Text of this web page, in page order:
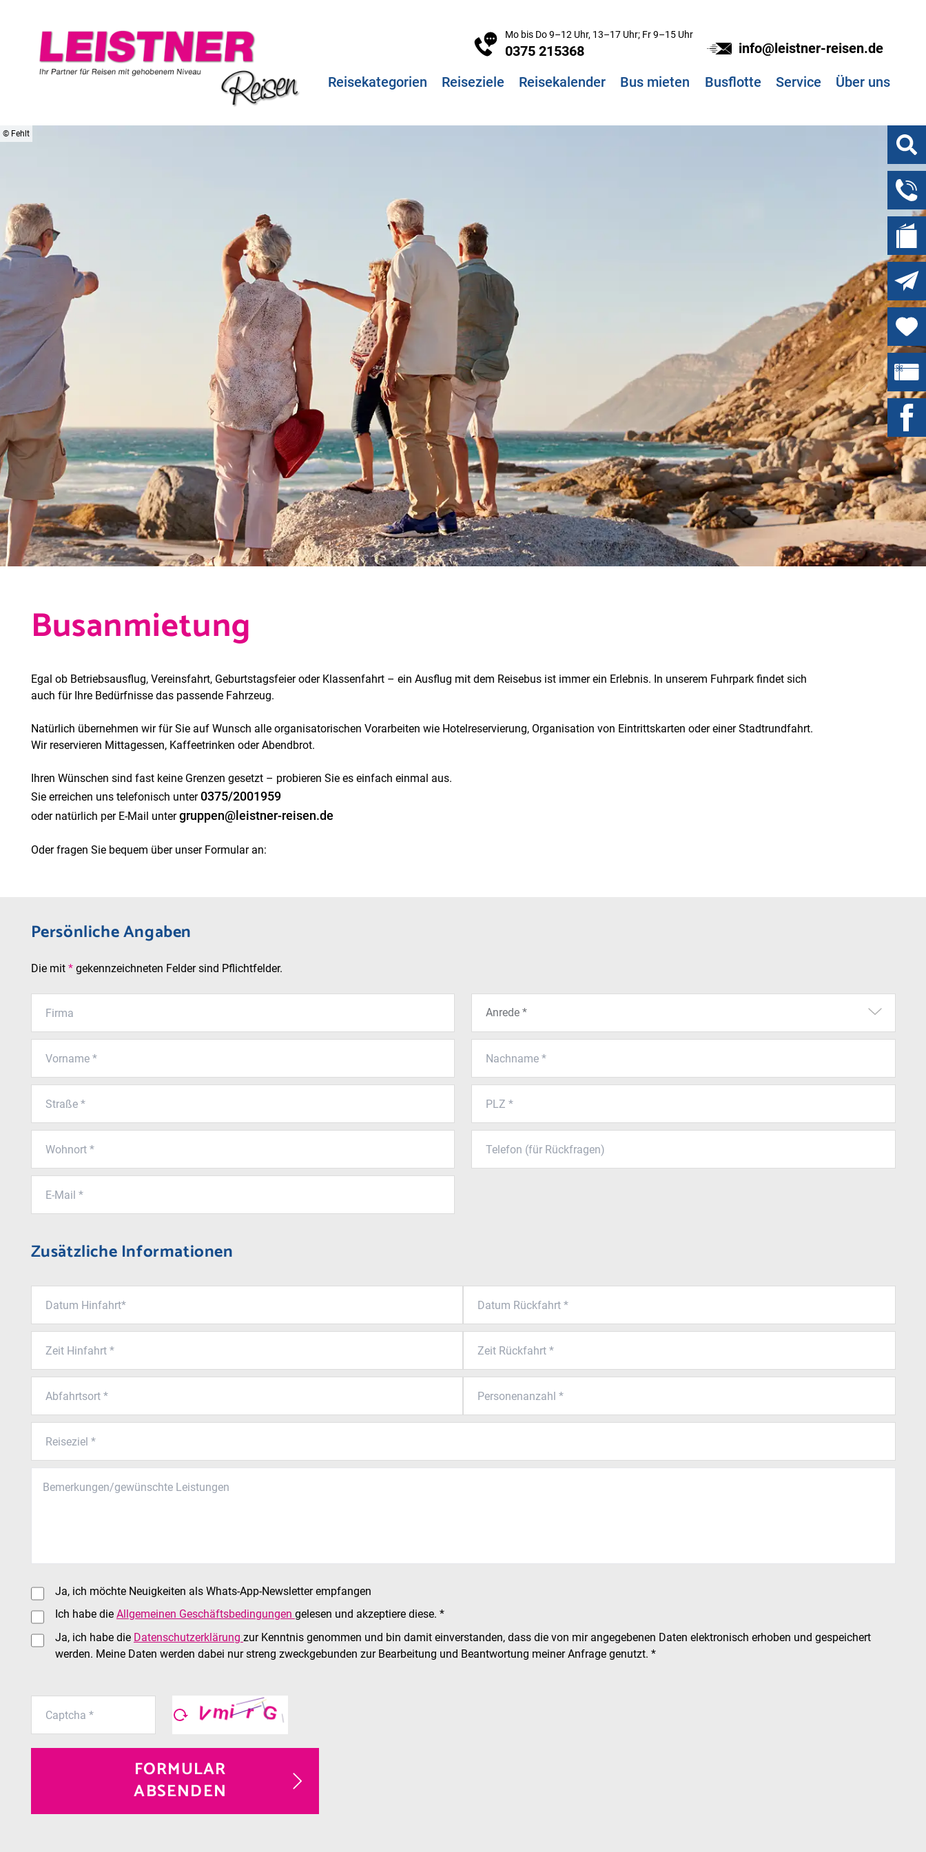
Mo bis Do 9–12 Uhr, 13–17 Uhr; Fr 9–15 Uhr
0375 215368 info@leistner-reisen.de
Reisekategorien Reiseziele Reisekalender Bus mieten Busflotte Service Über uns
Entdecken Sie unser Reiseangebot
Exakte Suche
© Fehlt
Busanmietung
Egal ob Betriebsausflug, Vereinsfahrt, Geburtstagsfeier oder Klassenfahrt – ein Ausflug mit dem Reisebus ist immer ein Erlebnis. In unserem Fuhrpark findet sich
auch für Ihre Bedürfnisse das passende Fahrzeug.
Natürlich übernehmen wir für Sie auf Wunsch alle organisatorischen Vorarbeiten wie Hotelreservierung, Organisation von Eintrittskarten oder einer Stadtrundfahrt.
Wir reservieren Mittagessen, Kaffeetrinken oder Abendbrot.
Ihren Wünschen sind fast keine Grenzen gesetzt – probieren Sie es einfach einmal aus.
Sie erreichen uns telefonisch unter 0375/2001959
oder natürlich per E-Mail untergruppen@leistner-reisen.de
Oder fragen Sie bequem über unser Formular an:
Persönliche Angaben
Die mit *gekennzeichneten Felder sind Pflichtfelder.
Zusätzliche Informationen
Ja, ich möchte Neuigkeiten als Whats-App-Newsletter empfangen
Ich habe die Allgemeinen Geschäftsbedingungen gelesen und akzeptiere diese. *
Ja, ich habe die Datenschutzerklärung zur Kenntnis genommen und bin damit einverstanden, dass die von mir angegebenen Daten elektronisch erhoben und gespeichert
werden. Meine Daten werden dabei nur streng zweckgebunden zur Bearbeitung und Beantwortung meiner Anfrage genutzt. *
FORMULAR
ABSENDEN